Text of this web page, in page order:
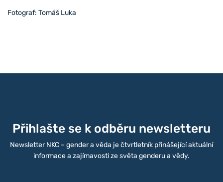
Fotograf: Tomáš Luka
Přihlašte se k odběru newsletteru
Newsletter NKC – gender a věda je čtvrtletník přinášející aktuální
informace a zajímavosti ze světa genderu a vědy.